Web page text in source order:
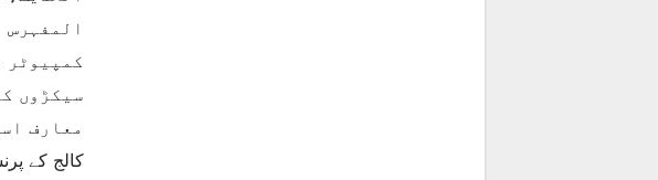
سیکڑوں
کالج کے